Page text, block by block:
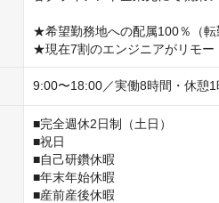
★希望勤務地への配属100％（転
★現在7割のエンジニアがリモー
9:00〜18:00／実働8時間・休憩1
■完全週休2日制（土日）
■祝日
■自己研鑽休暇
■年末年始休暇
■産前産後休暇